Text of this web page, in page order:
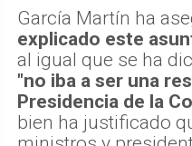
García Martín ha
explicado este
al igual que se ha
"no iba a ser una
Presidencia de la
bien ha justificado